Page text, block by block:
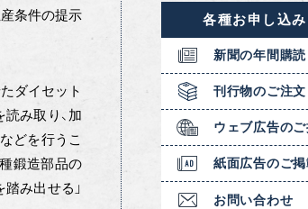
条件の提示
ダイセット
み取り、加
どを行うこ
鍛造部品の
み出せる」
各種お申し込
新聞の年間購読
刊行物のご注文
ウェブ広告の
紙面広告のご
お問い合わせ